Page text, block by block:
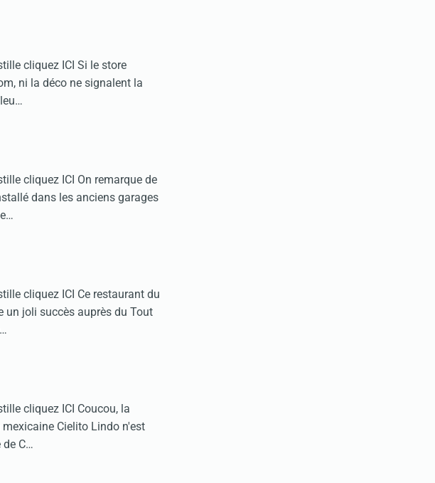
cliquez ICI Si le store
ni la déco ne signalent la
cliquez ICI On remarque de
dans les anciens garages
cliquez ICI Ce restaurant du
un joli succès auprès du Tout
cliquez ICI Coucou, la
Cielito Lindo n'est
de C…